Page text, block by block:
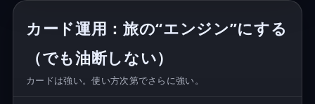
カード運用：旅の“エンジン”にする
（でも油断しない）
カードは強い。使い方次第でさらに強い。